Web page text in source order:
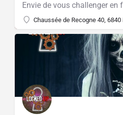
Chaussée de Recogne 40,